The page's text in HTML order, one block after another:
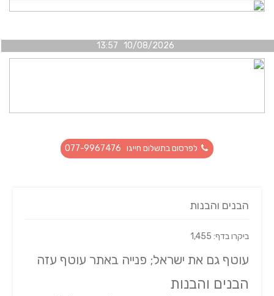
10/08/2026 13:57
לפרסום בתשלום חייגו 077-9967476
הבנים והבנות
ביקרו בדף: 1,455
עוטף גם את ישראל; פנייה באתר עוטף עזה
הבנים והבנות